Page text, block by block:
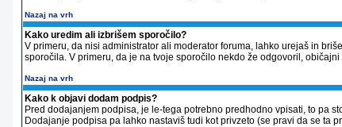
Nazaj na vrh
Kako uredim ali izbrišem sporočilo?
V primeru, da nisi administrator ali moderator foruma, lahko urejaš in
sporočila. V primeru, da je na tvoje sporočilo nekdo že odgovoril,
Nazaj na vrh
Kako k objavi dodam podpis?
Pred dodajanjem podpisa, je le-tega potrebno predhodno vpisati, to pa
Dodajanje podpisa pa lahko nastaviš tudi kot privzeto (se pravi da se ta